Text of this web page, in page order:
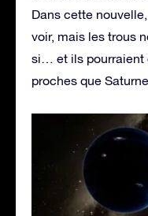
Dans cette
voir, mais les trous
si… et ils pourraient
proches que